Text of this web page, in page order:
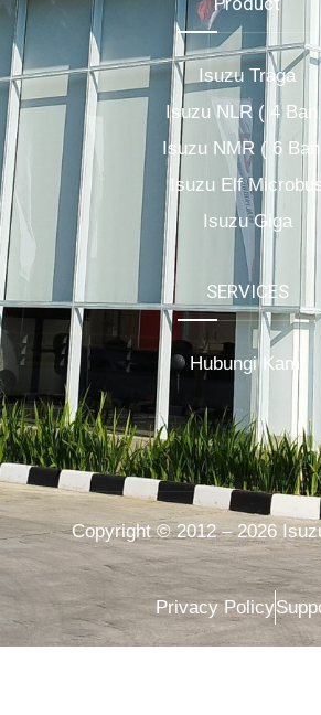
Isuzu Traga
Isuzu NLR ( 4 Ban
Isuzu NMR ( 6
Isuzu Elf
Isuzu Giga
SERVICES
Hubungi Kami
Copyright © 2012 – 2026
Privacy Policy